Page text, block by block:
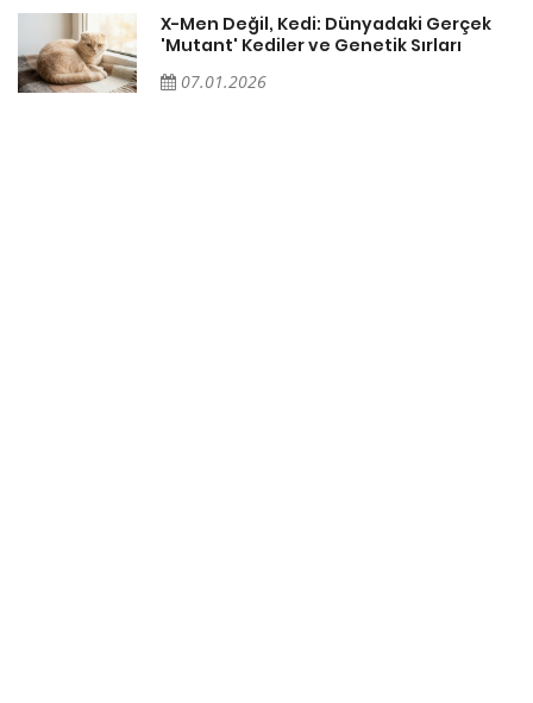
X-Men Değil, Kedi: Dünyadaki Gerçek
'Mutant' Kediler ve Genetik Sırları
07.01.2026